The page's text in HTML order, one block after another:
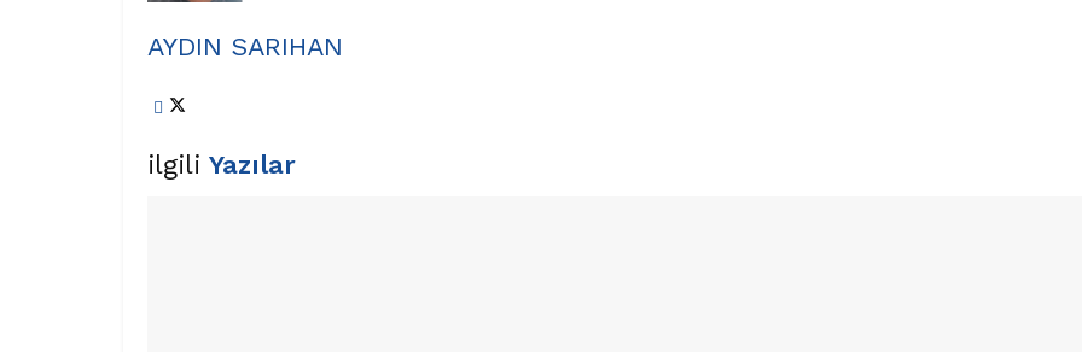
AYDIN SARIHAN
ilgili Yazılar